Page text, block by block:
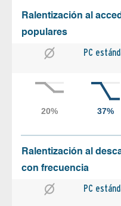
Ralentización al
populares
PC
Ralentización al
con frecuencia
PC